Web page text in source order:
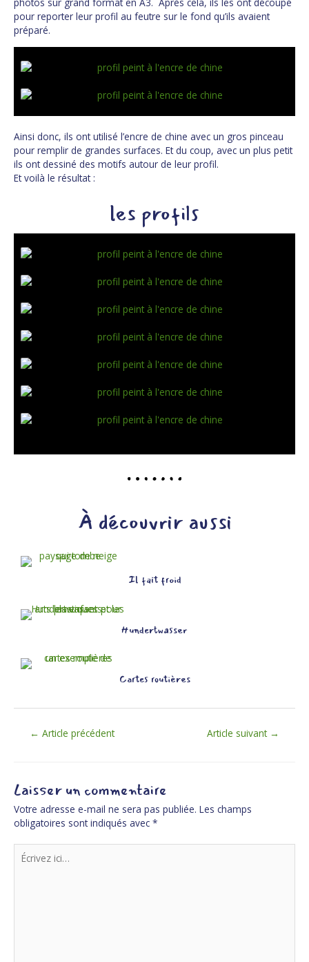
pour reporter leur profil au feutre sur le fond qu’ils avaient
préparé.
Ainsi donc, ils ont utilisé l’encre de chine avec un gros pinceau
pour remplir de grandes surfaces. Et du coup, avec un plus petit
ils ont dessiné des motifs autour de leur profil.
Et voilà le résultat :
les profils
À découvrir aussi
Il fait froid
Hundertwasser
Cartes routières
← Article précédent Article suivant →
Laisser un commentaire
Votre adresse e-mail ne sera pas publiée. Les champs
obligatoires sont indiqués avec *
Écrivez
ici…